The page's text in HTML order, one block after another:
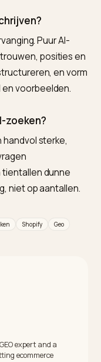
te bloggen
de sterkste
interne links,
lus
over je hele
keuze.
brede
juist
schrijven?
Puur AI-
vertrouwen,